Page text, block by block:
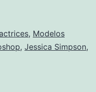
, Modelos
, Jessica Simpson,